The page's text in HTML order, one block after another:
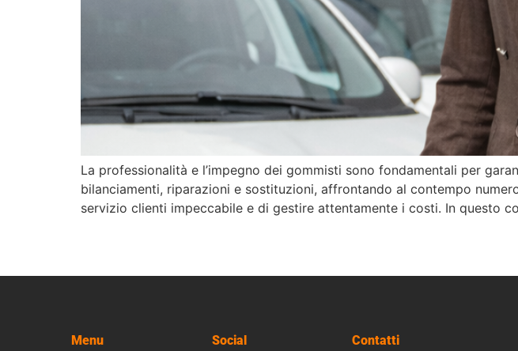
La professionalità e l’impegno dei gommisti sono fondamentali per
bilanciamenti, riparazioni e sostituzioni, affrontando al contempo
servizio clienti impeccabile e di gestire attentamente i costi. In questo
Menu Social Contatti